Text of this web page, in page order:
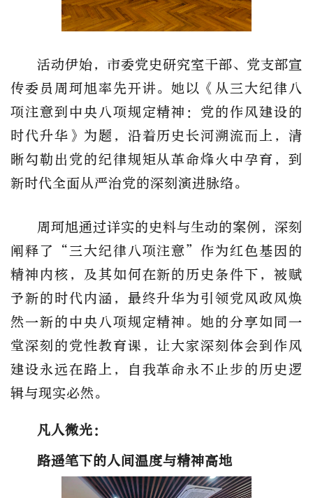
活动伊始，市委党史研究室干部、党支部宣
传委员周珂旭率先开讲。她以《从三大纪律八
项注意到中央八项规定精神：党的作风建设的
时代升华》为题，沿着历史长河溯流而上，清
晰勾勒出党的纪律规矩从革命烽火中孕育，到
新时代全面从严治党的深刻演进脉络。
周珂旭通过详实的史料与生动的案例，深刻
阐释了“三大纪律八项注意”作为红色基因的
精神内核，及其如何在新的历史条件下，被赋
予新的时代内涵，最终升华为引领党风政风焕
然一新的中央八项规定精神。她的分享如同一
堂深刻的党性教育课，让大家深刻体会到作风
建设永远在路上，自我革命永不止步的历史逻
辑与现实必然。
凡人微光：
路遥笔下的人间温度与精神高地